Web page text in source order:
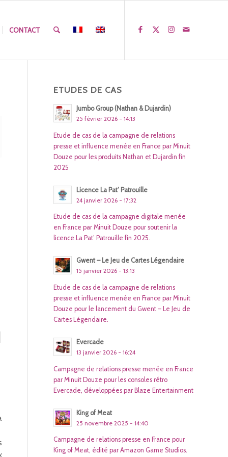
CONTACT
ETUDES DE CAS
Jumbo Group (Nathan & Dujardin)
25 février 2026 - 14:13
Etude de cas de la campagne de relations
presse et influence menée en France par Minuit
Douze pour les produits Nathan et Dujardin fin
2025
Licence La Pat’ Patrouille
24 janvier 2026 - 17:32
Etude de cas de la campagne digitale menée
en France par Minuit Douze pour soutenir la
licence La Pat’ Patrouille fin 2025.
Gwent – Le Jeu de Cartes Légendaire
15 janvier 2026 - 13:13
Etude de cas de la campagne de relations
presse et influence menée en France par Minuit
Douze pour le lancement du Gwent – Le Jeu de
Cartes Légendaire.
Evercade
13 janvier 2026 - 16:24
Campagne de relations presse menée en France
par Minuit Douze pour les consoles rétro
Evercade, développées par Blaze Entertainment
King of Meat
25 novembre 2025 - 14:40
Campagne de relations presse en France pour
King of Meat, édité par Amazon Game Studios.